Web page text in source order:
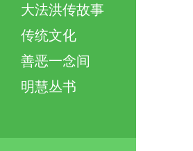
大法洪传故事
传统文化
善恶一念间
明慧丛书